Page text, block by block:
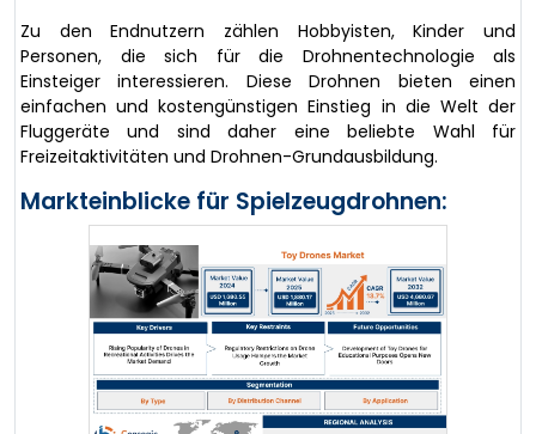
Zu den Endnutzern zählen Hobbyisten, Kinder und
Personen, die sich für die Drohnentechnologie als
Einsteiger interessieren. Diese Drohnen bieten einen
einfachen und kostengünstigen Einstieg in die Welt der
Fluggeräte und sind daher eine beliebte Wahl für
Freizeitaktivitäten und Drohnen-Grundausbildung.
Markteinblicke für Spielzeugdrohnen: